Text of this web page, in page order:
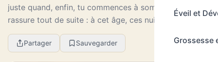
Éveil et
Grossesse
juste quand, enfin, tu commences à sombrer ? Je te
rassure tout de suite : à cet âge, ces nuits hachées
sont très fréquentes. En 8 ans de tests et...
Partager Sauvegarder